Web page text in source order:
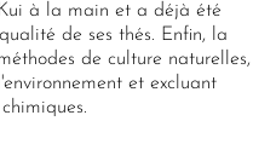
à la main et a déjà été
de ses thés. Enfin, la
de culture naturelles,
et excluant